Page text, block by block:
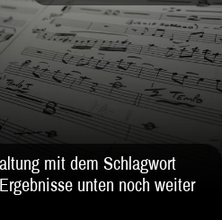
mit dem Schlagwort
unten noch weiter